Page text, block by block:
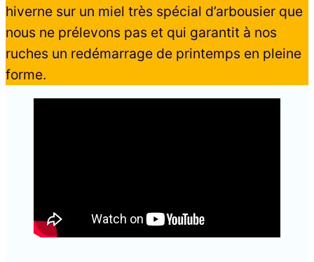
hiverne sur un miel très spécial d’arbousier que
nous ne prélevons pas et qui garantit à nos
ruches un redémarrage de printemps en pleine
forme.